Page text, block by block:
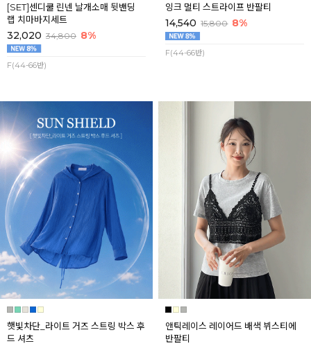
[SET]센디쿨 린넨 날개소매 뒷밴딩
랩 치마바지세트
32,020 34,800 8%
F(44-66반)
잉크 멀티 스트라이프 반팔티
14,540 15,800 8%
F(44-66반)
햇빛차단_라이트 거즈 스트링 박스 후
드 셔츠
앤틱레이스 레이어드 배색 뷔스티에
반팔티